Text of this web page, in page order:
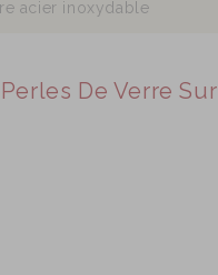
acier inoxydable
De Verre Sur